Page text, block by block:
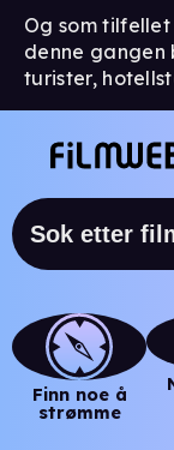
Og som
denne gangen
turister,
Finn noe å
strømme